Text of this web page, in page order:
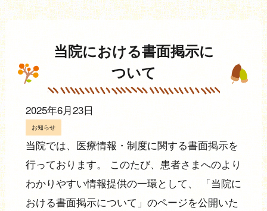
当院における書面掲示に
ついて
2025年6月23日
お知らせ
当院では、医療情報・制度に関する書面掲示を
行っております。 このたび、患者さまへのより
わかりやすい情報提供の一環として、 「当院に
おける書面掲示について」のページを公開いた